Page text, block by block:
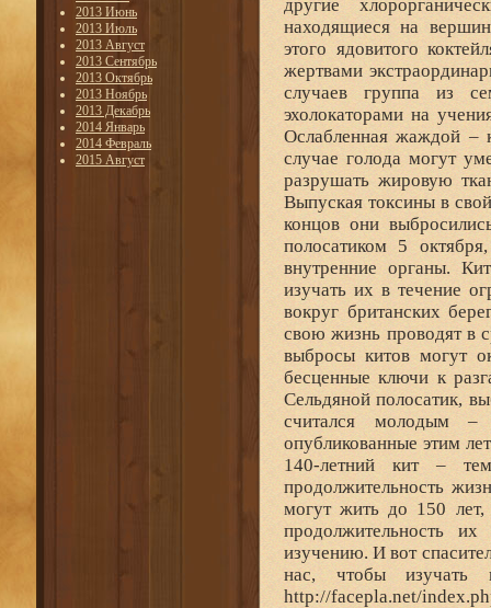
2013 Июнь
2013 Июль
2013 Август
2013 Сентябрь
2013 Октябрь
2013 Ноябрь
2013 Декабрь
2014 Январь
2014 Февраль
2015 Август
другие
находящиеся на
этого ядовитого
жертвами
случаев группа из
эхолокаторами на
Ослабленная жаждой –
случае голода могут
разрушать жировую
Выпуская токсины в
концов они
полосатиком 5
внутренние органы.
изучать их в течение
вокруг британских
свою жизнь проводят в
выбросы китов могут
бесценные ключи к
Сельдяной полосатик,
считался молодым –
опубликованные этим
140-летний кит –
продолжительность
могут жить до 150
продолжительность
изучению. И вот
нас, чтобы изучать
http://facepla.net/